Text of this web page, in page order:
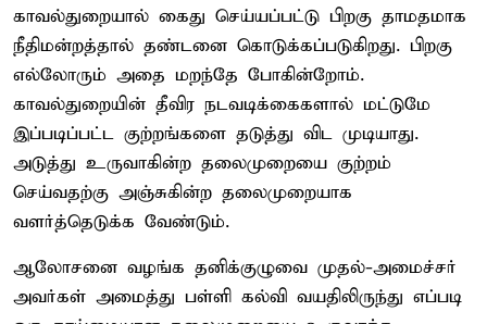
காவல்துறையால் கைது செய்யப்பட்டு பிறகு தாமதமாக
நீதிமன்றத்தால் தண்டனை கொடுக்கப்படுகிறது. பிறகு
எல்லோரும் அதை மறந்தே போகின்றோம்.
காவல்துறையின் தீவிர நடவடிக்கைகளால் மட்டுமே
இப்படிப்பட்ட குற்றங்களை தடுத்து விட முடியாது.
அடுத்து உருவாகின்ற தலைமுறையை குற்றம்
செய்வதற்கு அஞ்சுகின்ற தலைமுறையாக
வளர்த்தெடுக்க வேண்டும்.
ஆலோசனை வழங்க தனிக்குழுவை முதல்-அமைச்சர்
அவர்கள் அமைத்து பள்ளி கல்வி வயதிலிருந்து எப்படி